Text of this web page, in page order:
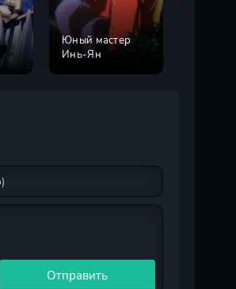
Юный мастер
Инь-Ян
Отправить